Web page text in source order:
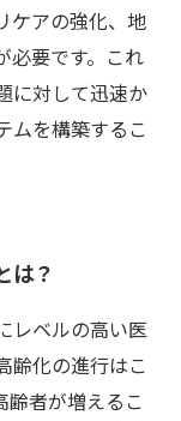
ケアの強化、地
必要です。これ
に対して迅速か
ムを構築するこ
は？
レベルの高い医
齢化の進行はこ
齢者が増えるこ